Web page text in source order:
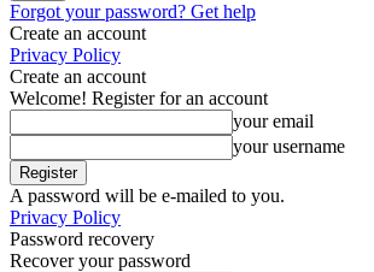
Forgot your password? Get help
Create an account
Privacy Policy
Create an account
Welcome! Register for an account
your email
your username
A password will be e-mailed to you.
Privacy Policy
Password recovery
Recover your password